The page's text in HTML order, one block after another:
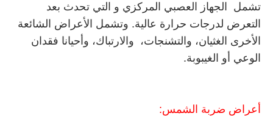
تشمل الجهاز العصبي المركزي و التي تحدث بعد
التعرض لدرجات حرارة عالية. وتشمل الأعراض الشائعة
الأخرى الغثيان، والتشنجات، والارتباك، وأحيانا فقدان
الوعي أو الغيبوبة.
أعراض ضربة الشمس: